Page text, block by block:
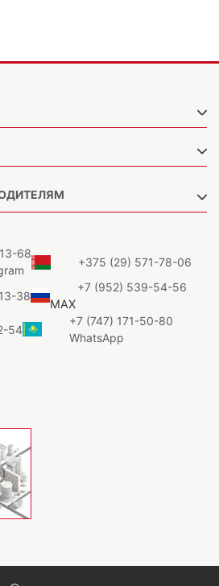
68
+375 (29) 571-78-06
38
+7 (952) 539-54-56
MAX
54
+7 (747) 171-50-80
WhatsApp